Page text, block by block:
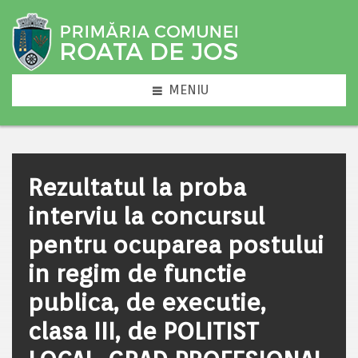
MENIU
Rezultatul la proba
interviu la concursul
pentru ocuparea postului
in regim de functie
publica, de executie,
clasa III, de POLITIST